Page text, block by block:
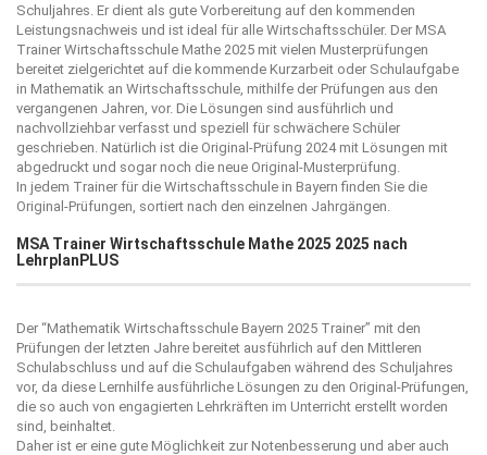
Schuljahres. Er dient als gute Vorbereitung auf den kommenden
Leistungsnachweis und ist ideal für alle Wirtschaftsschüler. Der MSA
Trainer Wirtschaftsschule Mathe 2025 mit vielen Musterprüfungen
bereitet zielgerichtet auf die kommende Kurzarbeit oder Schulaufgabe
in Mathematik an Wirtschaftsschule, mithilfe der Prüfungen aus den
vergangenen Jahren, vor. Die Lösungen sind ausführlich und
nachvollziehbar verfasst und speziell für schwächere Schüler
geschrieben. Natürlich ist die Original-Prüfung 2024 mit Lösungen mit
abgedruckt und sogar noch die neue Original-Musterprüfung.
In jedem Trainer für die Wirtschaftsschule in Bayern finden Sie die
Original-Prüfungen, sortiert nach den einzelnen Jahrgängen.
MSA Trainer Wirtschaftsschule Mathe 2025 2025 nach
LehrplanPLUS
Der “Mathematik Wirtschaftsschule Bayern 2025 Trainer” mit den
Prüfungen der letzten Jahre bereitet ausführlich auf den Mittleren
Schulabschluss und auf die Schulaufgaben während des Schuljahres
vor, da diese Lernhilfe ausführliche Lösungen zu den Original-Prüfungen,
die so auch von engagierten Lehrkräften im Unterricht erstellt worden
sind, beinhaltet.
Daher ist er eine gute Möglichkeit zur Notenbesserung und aber auch